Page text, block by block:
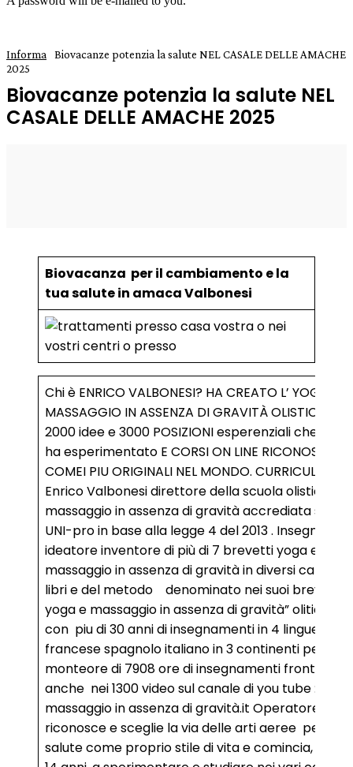
Informa
Biovacanze potenzia la salute NEL CASALE DELLE AMACHE
2025
Biovacanze potenzia la salute NEL
CASALE DELLE AMACHE 2025
Biovacanza per il cambiamento e la
tua salute in amaca Valbonesi
Chi è ENRICO VALBONESI? HA CREATO L’ YOGA E
MASSAGGIO IN ASSENZA DI GRAVITÀ OLISTICO :
2000 idee e 3000 POSIZIONI esperenziali che lui
ha esperimentato E CORSI ON LINE RICONOSCIUTI
COMEI PIU ORIGINALI NEL MONDO. CURRICULUM
Enrico Valbonesi direttore della scuola olistica
massaggio in assenza di gravità accrediata siaf
UNI-pro in base alla legge 4 del 2013 . Insegnante
ideatore inventore di più di 7 brevetti yoga e
massaggio in assenza di gravità in diversi campi e
libri e del metodo denominato nei suoi brevetti ”
yoga e massaggio in assenza di gravità” olitico
con piu di 30 anni di insegnamenti in 4 lingue :
francese spagnolo italiano in 3 continenti per un
monteore di 7908 ore di insegnamenti frontali
anche nei 1300 video sul canale di you tube :
massaggio in assenza di gravità.it Operatore
riconosce e sceglie la via delle arti aeree per la
salute come proprio stile di vita e comincia,